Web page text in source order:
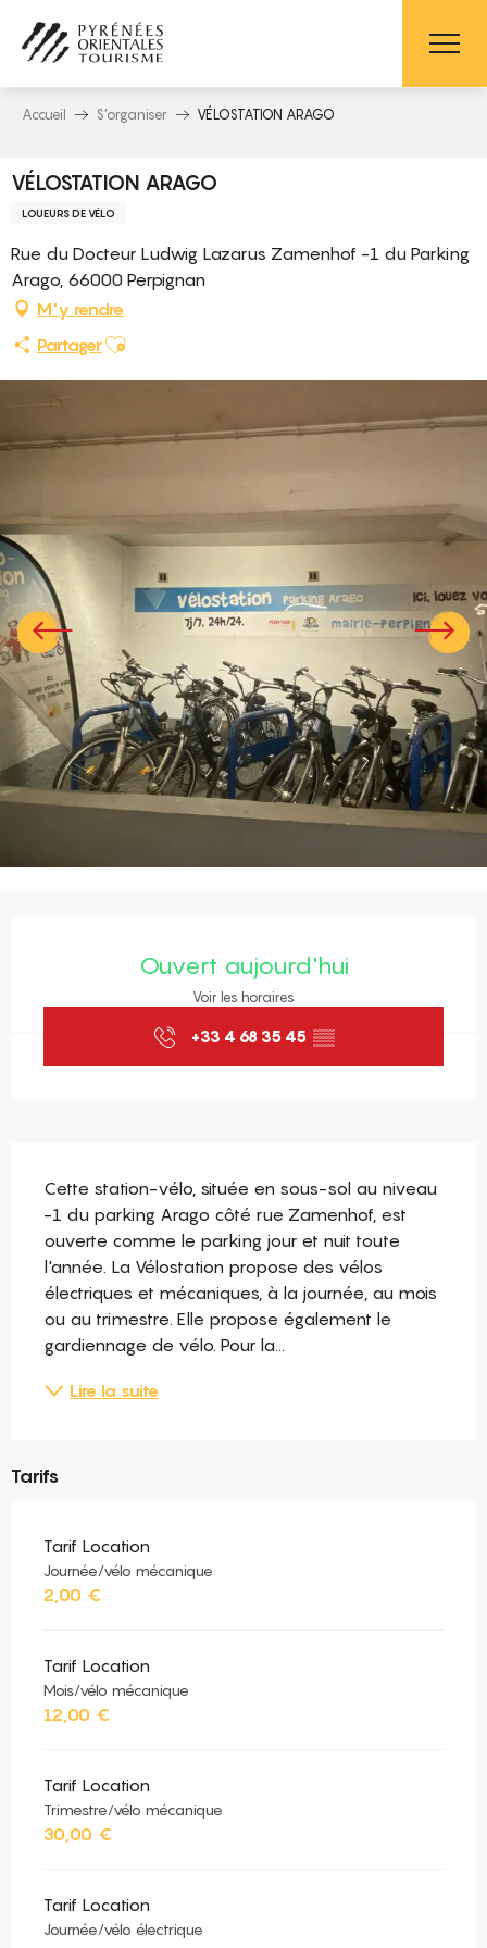
contenu
principal
Accueil S’organiser VÉLOSTATION ARAGO
VÉLOSTATION ARAGO
LOUEURS DE VÉLO
Rue du Docteur Ludwig Lazarus Zamenhof -1 du Parking
Arago, 66000 Perpignan
M'y rendre
PartagerAjouter aux favoris
Ouvert aujourd'hui
Voir les horaires
+33 4 68 35 45 ▒▒
Cette station-vélo, située en sous-sol au niveau
-1 du parking Arago côté rue Zamenhof, est
ouverte comme le parking jour et nuit toute
l'année. La Vélostation propose des vélos
électriques et mécaniques, à la journée, au mois
ou au trimestre. Elle propose également le
gardiennage de vélo. Pour la...
Lire la suite
Tarifs
Tarif Location
Journée/vélo mécanique
2,00 €
Tarif Location
Mois/vélo mécanique
12,00 €
Tarif Location
Trimestre/vélo mécanique
30,00 €
Tarif Location
Journée/vélo électrique